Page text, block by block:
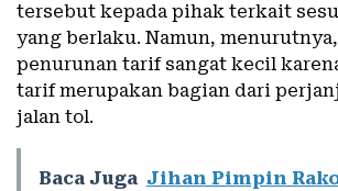
tersebut kepada pihak terkait
yang berlaku. Namun,
penurunan tarif sangat kecil
tarif merupakan bagian dari
jalan tol.
Baca Juga Jihan Pimpin